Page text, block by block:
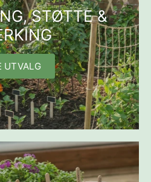
STØTTE &
UTVALG